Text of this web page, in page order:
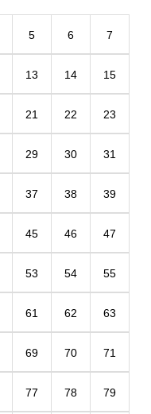
5 6 7
13 14 15
21 22 23
29 30 31
37 38 39
45 46 47
53 54 55
61 62 63
69 70 71
77 78 79